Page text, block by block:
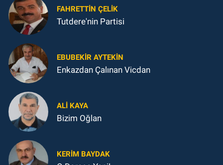
FAHRETTIN ÇELİK
Tutdere'nin Partisi
EBUBEKIR AYTEKIN
Enkazdan Çalınan Vicdan
ALI KAYA
Bizim Oğlan
KERIM BAYDAK